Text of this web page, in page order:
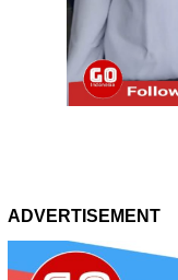
ADVERTISEMENT